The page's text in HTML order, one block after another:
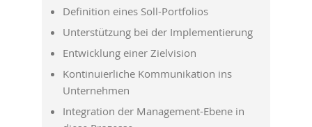
Definition eines Soll-Portfolios
Unterstützung bei der Implementierung
Entwicklung einer Zielvision
Kontinuierliche Kommunikation ins
Unternehmen
Integration der Management-Ebene in